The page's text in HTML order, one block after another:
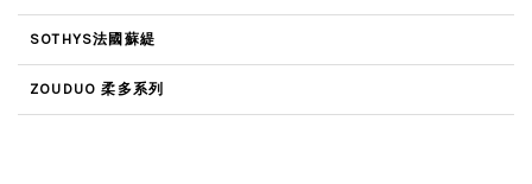
SOTHYS法國蘇緹
ZOUDUO 柔多系列